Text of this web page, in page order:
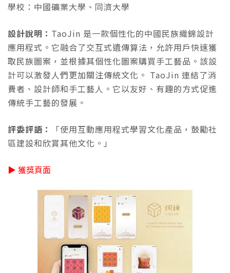
學校：中國礦業大學、同濟大學
設計說明： TaoJin 是一款個性化的中國民族織錦設計
應用程式。它融合了交互式遺傳算法，允許用戶快速獲
取民族圖案，並根據其個性化圖案購買手工藝品。該設
計可以激發人們更加關注傳統文化。 TaoJin 連結了消
費者、設計師和手工藝人。它以友好、有趣的方式促進
傳統手工藝的發展。
評委評語：
「使用互動應用程式學習文化產品，鼓勵社
區建設和欣賞其他文化。」
▶ 獲獎頁面